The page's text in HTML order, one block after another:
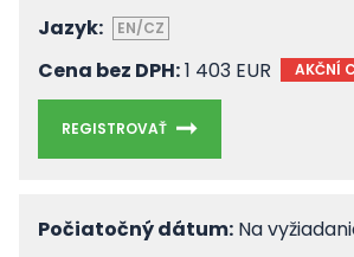
Jazyk:
EN/CZ
Cena bez DPH:1 403 EUR AKČNÍ
REGISTROVAŤ
Počiatočný dátum: Na